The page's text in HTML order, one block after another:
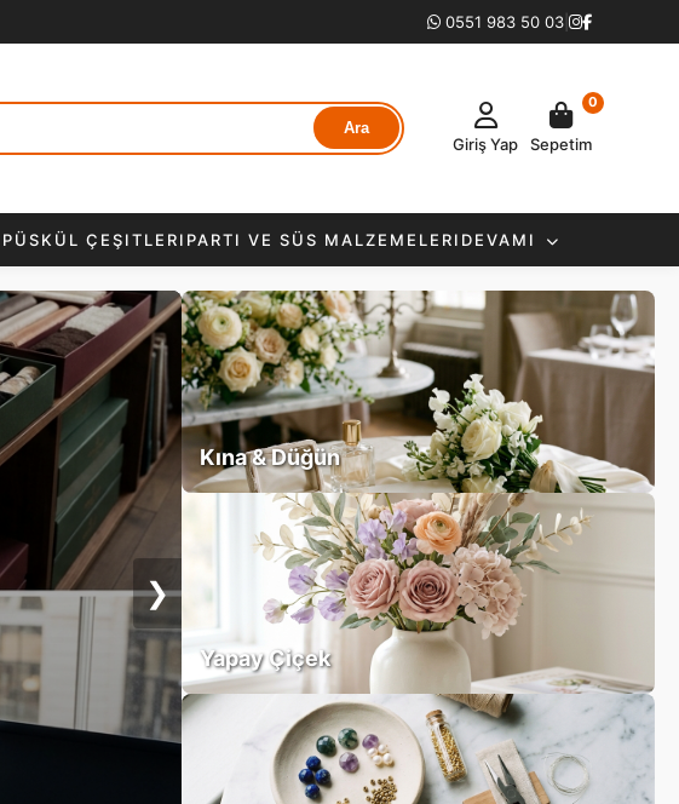
0551 983 50 03
Ara
Giriş Yap Sepetim
0
PÜSKÜL ÇEŞITLERI PARTI VE SÜS MALZEMELERI DEVAMI
❯
Kına & Düğün
Yapay Çiçek